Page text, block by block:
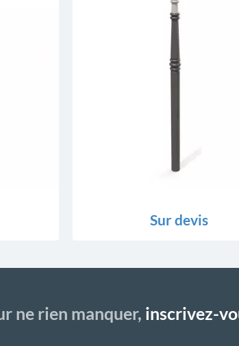
Sur devis
ne rien manquer, inscrivez-